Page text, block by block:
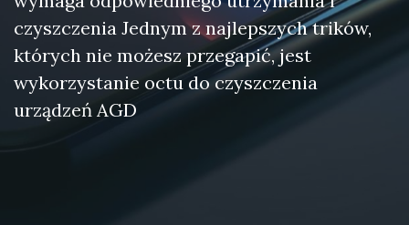
czyszczenia Jednym z najlepszych trików,
których nie możesz przegapić, jest
wykorzystanie octu do czyszczenia
urządzeń AGD